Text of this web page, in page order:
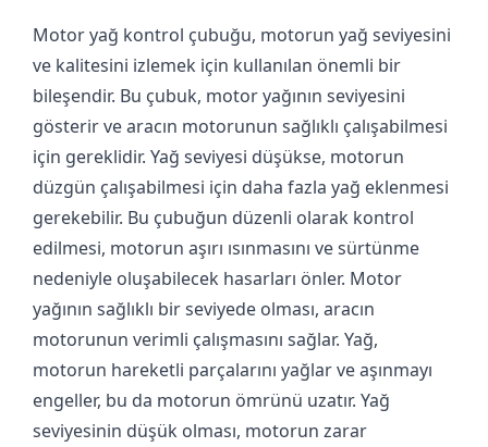
Motor yağ kontrol çubuğu, motorun yağ seviyesini
ve kalitesini izlemek için kullanılan önemli bir
bileşendir. Bu çubuk, motor yağının seviyesini
gösterir ve aracın motorunun sağlıklı çalışabilmesi
için gereklidir. Yağ seviyesi düşükse, motorun
düzgün çalışabilmesi için daha fazla yağ eklenmesi
gerekebilir. Bu çubuğun düzenli olarak kontrol
edilmesi, motorun aşırı ısınmasını ve sürtünme
nedeniyle oluşabilecek hasarları önler. Motor
yağının sağlıklı bir seviyede olması, aracın
motorunun verimli çalışmasını sağlar. Yağ,
motorun hareketli parçalarını yağlar ve aşınmayı
engeller, bu da motorun ömrünü uzatır. Yağ
seviyesinin düşük olması, motorun zarar